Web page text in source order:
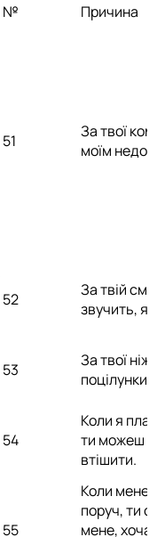
№ Причина
51
За твої
моїм
52
За твій
звучить, як
53
За твої ніжні
поцілунки.
54
Коли я
ти можеш
втішити.
55
Коли мене
поруч, ти
мене, хоча і